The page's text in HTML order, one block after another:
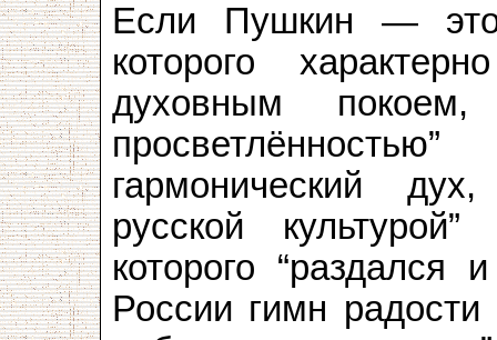
Если Пушкин — это
которого
духовным
гармонический
русской
которого
России гимн радости